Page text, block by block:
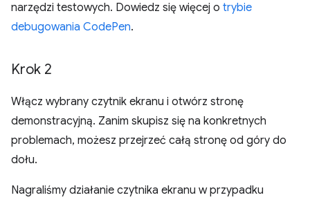
narzędzi testowych. Dowiedz się więcej o trybie
debugowania CodePen.
Krok 2
Włącz wybrany czytnik ekranu i otwórz stronę
demonstracyjną. Zanim skupisz się na konkretnych
problemach, możesz przejrzeć całą stronę od góry do
dołu.
Nagraliśmy działanie czytnika ekranu w przypadku